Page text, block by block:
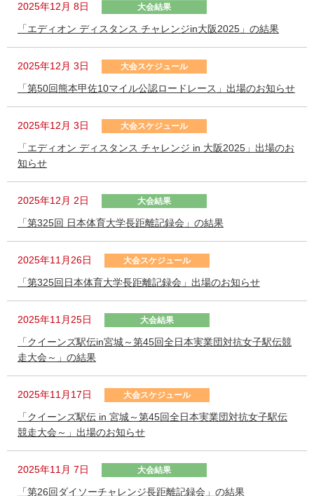
2025年12月 8日 大会結果
「エディオン ディスタンス チャレンジin大阪2025」の結果
2025年12月 3日 大会スケジュール
「第50回熊本甲佐10マイル公認ロードレース」出場のお知らせ
2025年12月 3日 大会スケジュール
「エディオン ディスタンス チャレンジ in 大阪2025」出場のお
知らせ
2025年12月 2日 大会結果
「第325回 日本体育大学長距離記録会」の結果
2025年11月26日 大会スケジュール
「第325回日本体育大学長距離記録会」出場のお知らせ
2025年11月25日 大会結果
「クイーンズ駅伝in宮城～第45回全日本実業団対抗女子駅伝競
走大会～」の結果
2025年11月17日 大会スケジュール
「クイーンズ駅伝 in 宮城～第45回全日本実業団対抗女子駅伝
競走大会～」出場のお知らせ
2025年11月 7日 大会結果
「第26回ダイソーチャレンジ長距離記録会」の結果